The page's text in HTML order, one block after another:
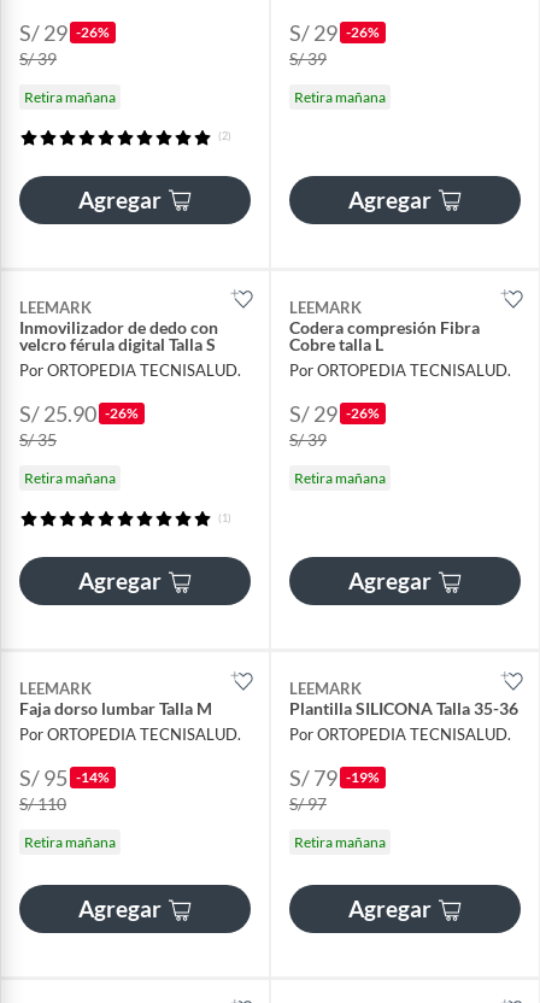
S/ 29 -26%
S/ 39
Retira mañana
(2)
Agregar
S/ 29 -26%
S/ 39
Retira mañana
Agregar
LEEMARK
Inmovilizador de dedo con
velcro férula digital Talla S
Por ORTOPEDIA TECNISALUD.
S/ 25.90 -26%
S/ 35
Retira mañana
(1)
Agregar
LEEMARK
Codera compresión Fibra
Cobre talla L
Por ORTOPEDIA TECNISALUD.
S/ 29 -26%
S/ 39
Retira mañana
Agregar
LEEMARK
Faja dorso lumbar Talla M
Por ORTOPEDIA TECNISALUD.
S/ 95 -14%
S/ 110
Retira mañana
Agregar
LEEMARK
Plantilla SILICONA Talla 35-36
Por ORTOPEDIA TECNISALUD.
S/ 79 -19%
S/ 97
Retira mañana
Agregar